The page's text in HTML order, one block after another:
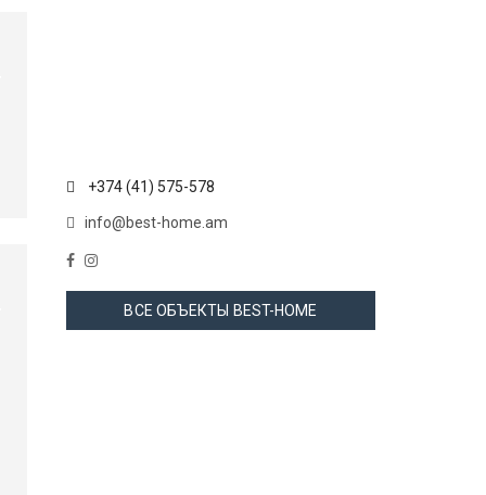
+374 (41) 575-578
info@best-home.am
ВСЕ ОБЪЕКТЫ BEST-HOME